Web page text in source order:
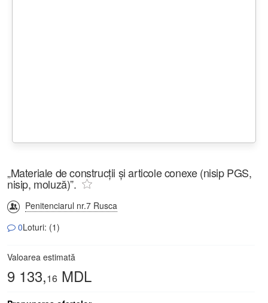
„Materiale de construcții și articole conexe (nisip PGS,
nisip, moluză)”.
Penitenciarul nr.7 Rusca
0Loturi: (1)
Valoarea estimată
9 133,16 MDL